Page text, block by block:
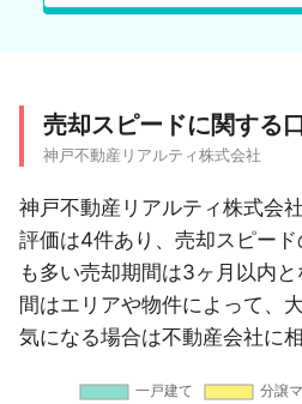
売却スピードに関する
神戸不動産リアルティ株式会社
神戸不動産リアルティ株式会
評価は4件あり、売却スピー
も多い売却期間は3ヶ月以内
間はエリアや物件によって、
気になる場合は不動産会社に